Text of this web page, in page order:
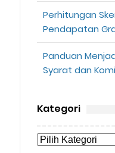
Perhitungan
Pendapatan
Panduan
Syarat dan
Kategori